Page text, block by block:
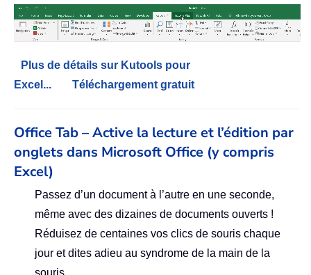
Plus de détails sur Kutools pour
Excel...
Téléchargement gratuit
Office Tab – Active la lecture et l’édition par
onglets dans Microsoft Office (y compris
Excel)
Passez d’un document à l’autre en une seconde,
même avec des dizaines de documents ouverts !
Réduisez de centaines vos clics de souris chaque
jour et dites adieu au syndrome de la main de la